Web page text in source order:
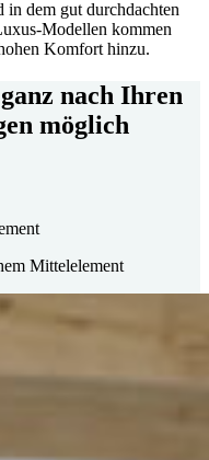
in dem gut durchdachten
Modellen kommen
Komfort hinzu.
nach Ihren
möglich
Mittelelement